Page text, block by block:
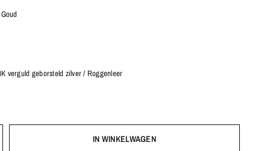
verguld geborsteld zilver / Roggenleer
IN WINKELWAGEN